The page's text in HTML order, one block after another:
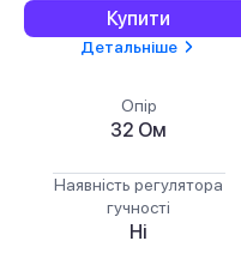
Купити
Детальніше
Опір
32 Ом
Наявність регулятора
гучності
Ні